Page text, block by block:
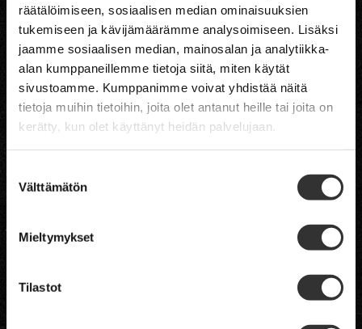
räätälöimiseen, sosiaalisen median ominaisuuksien
tukemiseen ja kävijämäärämme analysoimiseen. Lisäksi
jaamme sosiaalisen median, mainosalan ja analytiikka-
alan kumppaneillemme tietoja siitä, miten käytät
sivustoamme. Kumppanimme voivat yhdistää näitä
tietoja muihin tietoihin, joita olet antanut heille tai joita on
kerätty, kun olet käyttänyt heidän palvelujaan.
valinta
Välttämätön
Mieltymykset
Tilastot
Stefans’s Steak House
HELSINKI
TAMPERE
JYVÄSKYLÄ
VAASA
OULU
RUKA